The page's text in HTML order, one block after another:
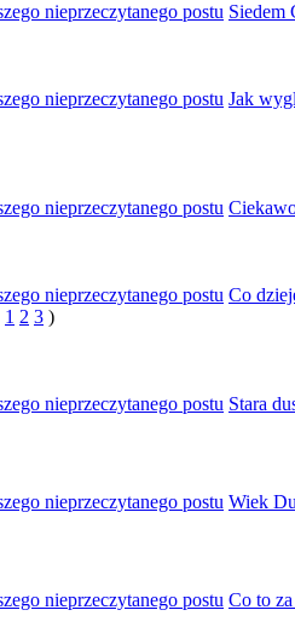
Siedem
Jak
Co
1 2 3 )
Stara
Wiek
Co to